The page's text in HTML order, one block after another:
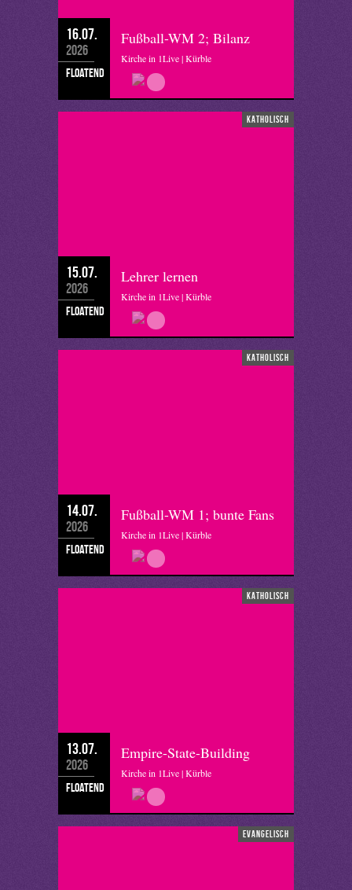
16.07.
2026
floatend
Fußball-WM 2; Bilanz
Kirche in 1Live | Kürble
katholisch
15.07.
2026
floatend
Lehrer lernen
Kirche in 1Live | Kürble
katholisch
14.07.
2026
floatend
Fußball-WM 1; bunte Fans
Kirche in 1Live | Kürble
katholisch
13.07.
2026
floatend
Empire-State-Building
Kirche in 1Live | Kürble
evangelisch